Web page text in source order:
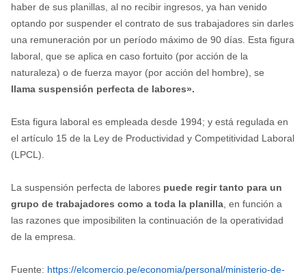
haber de sus planillas, al no recibir ingresos, ya han venido
optando por suspender el contrato de sus trabajadores sin darles
una remuneración por un período máximo de 90 días. Esta figura
laboral, que se aplica en caso fortuito (por acción de la
naturaleza) o de fuerza mayor (por acción del hombre), se
llama suspensión perfecta de labores».
Esta figura laboral es empleada desde 1994; y está regulada en
el artículo 15 de la Ley de Productividad y Competitividad Laboral
(LPCL).
La suspensión perfecta de labores puede regir tanto para un
grupo de trabajadores como a toda la planilla, en función a
las razones que imposibiliten la continuación de la operatividad
de la empresa.
Fuente: https://elcomercio.pe/economia/personal/ministerio-de-